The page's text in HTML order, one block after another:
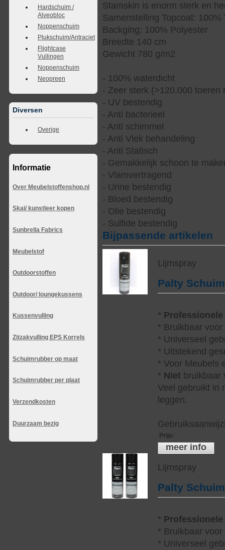
Hardschuim /
Alveobloc
Noppenschuim
Plukschuim/Antraciet
Flightcase
Vullingen
Noppenschuim
Neopreen
Diversen
Overige
Informatie
Over Meubelstoffenshop.nl
Skai/ kunstleer kopen
Sunbrella Fabrics
Meubelstof
Outdoorstoffen
Outdoor/ loungekussens
Kussenvulling
Zitzakvulling EPS Korrels
Schuimrubber op maat
Schuimrubber per plaat
Verzendkosten
Duurzaam bezig
Stamskin is enorm sterk en
Samenstelling Topcoat: 100%
Backging: 100% Polyester
Breedte 140 cm
Gewicht 780 g/m2
- 100% waterdicht
- Zeer sterk (>120.000 toeren
- UV bestendig
- Anti bacterieel
- Anti schimmel
- Anti Vlek behandeling
- Anti Statisch
- Gemakkelijk schoon te
- Vlamvertragend
- Urine bestendig
- Bloed bestendig
- Olie bestendig
- Sulfide bestendig
Bijpassende artikelen
Lijmspray
Palty
* Professionele
* Bruikbaar
* Universeel
* Uitstekend
* Voor Meubels
* Niet bruikbaar
Veel gebruikt in
leggen.
Prijs:
meer info
Lijmspray
Palty
* Professionele
* Bruikbaar
* Universeel